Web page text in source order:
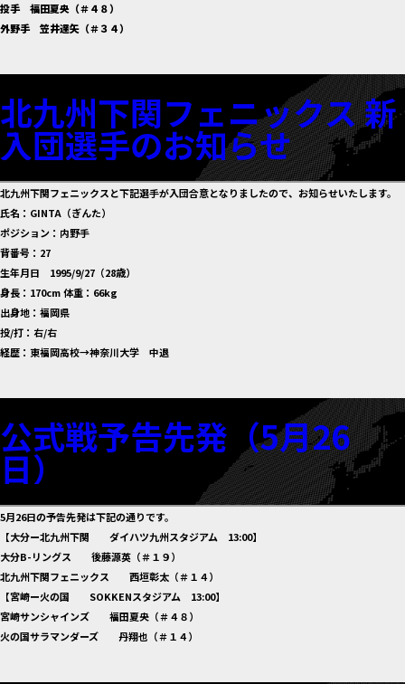
投手 福田夏央（＃４８）
外野手 笠井達矢（＃３４）
北九州下関フェニックス 新
入団選手のお知らせ
北九州下関フェニックスと下記選手が入団合意となりましたので、お知らせいたします。
氏名：GINTA（ぎんた）
ポジション：内野手
背番号：27
生年月日 1995/9/27（28歳）
身長：170cm 体重：66kg
出身地：福岡県
投/打：右/右
経歴：東福岡高校→神奈川大学 中退
公式戦予告先発（5月26
日）
5月26日の予告先発は下記の通りです。
【大分ー北九州下関 ダイハツ九州スタジアム 13:00】
大分B-リングス 後藤源英（＃１９）
北九州下関フェニックス 西垣彰太（＃１４）
【宮崎ー火の国 SOKKENスタジアム 13:00】
宮崎サンシャインズ 福田夏央（＃４８）
火の国サラマンダーズ 丹翔也（＃１４）